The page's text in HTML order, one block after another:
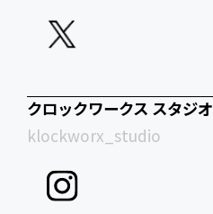
クロックワークス スタジオ
klockworx_studio